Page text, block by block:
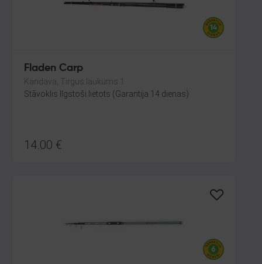
Fladen Carp
Kandava, Tirgus laukums 1
Stāvoklis Ilgstoši lietots (Garantija 14 dienas)
14.00 €